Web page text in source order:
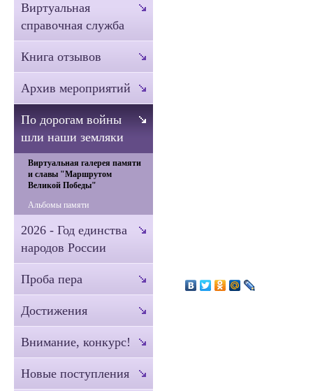
Виртуальная
справочная служба
Книга отзывов
Архив мероприятий
По дорогам войны
шли наши земляки
Виртуальная галерея памяти
и славы "Маршрутом
Великой Победы"
Альбомы памяти
2026 - Год единства
народов России
Проба пера
Достижения
Внимание, конкурс!
Новые поступления